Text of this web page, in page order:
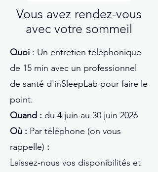
Vous avez rendez-vous
avec votre sommeil
Quoi : Un entretien téléphonique
de 15 min avec un professionnel
de santé d'inSleepLab pour faire le
point.
Quand : du 4 juin au 30 juin 2026
Où : Par téléphone (on vous
rappelle) :
Laissez-nous vos disponibilités et